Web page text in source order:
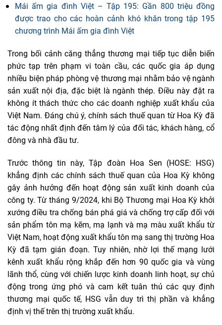
Mái ấm gia đình Việt – Tập 195: Gần 800 triệu đồng
được trao cho các hoàn cảnh khó khăn trong tập 195
chương trình Mái ấm gia đình Việt
Trong bối cảnh căng thẳng thương mại tiếp tục diễn biến
phức tạp trên phạm vi toàn cầu, các quốc gia áp dụng
nhiều biện pháp phòng vệ thương mại nhằm bảo vệ ngành
sản xuất nội địa, đặc biệt là ngành thép. Điều này đặt ra
không ít thách thức cho các doanh nghiệp xuất khẩu của
Việt Nam. Đáng chú ý, chính sách thuế quan từ Hoa Kỳ đã
tác động nhất định đến tâm lý của đối tác, khách hàng, cổ
đông và nhà đầu tư.
Trước thông tin này, Tập đoàn Hoa Sen (HOSE: HSG)
khẳng định các chính sách thuế quan của Hoa Kỳ không
gây ảnh hưởng đến hoạt động sản xuất kinh doanh của
công ty. Từ tháng 9/2024, khi Bộ Thương mại Hoa Kỳ khởi
xướng điều tra chống bán phá giá và chống trợ cấp đối với
sản phẩm tôn mạ kẽm, mạ lạnh và mạ màu xuất khẩu từ
Việt Nam, hoạt động xuất khẩu tôn mạ sang thị trường Hoa
Kỳ đã tạm gián đoạn. Tuy nhiên, nhờ lợi thế mạng lưới
kênh xuất khẩu rộng khắp đến hơn 90 quốc gia và vùng
lãnh thổ, cùng với chiến lược kinh doanh linh hoạt, sự chủ
động trong ứng phó và cam kết tuân thủ các quy định
thương mại quốc tế, HSG vẫn duy trì thị phần và khẳng
định vị thế trên thị trường xuất khẩu.